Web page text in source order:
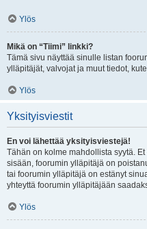
Ylös
Mikä on “Tiimi” linkki?
Tämä sivu näyttää sinulle listan
ylläpitäjät, valvojat ja muut tiedot,
Ylös
Yksityisviestit
En voi lähettää yksityisviestejä!
Tähän on kolme mahdollista syytä.
sisään, foorumin ylläpitäjä on
tai foorumin ylläpitäjä on estänyt
yhteyttä foorumin ylläpitäjään
Ylös